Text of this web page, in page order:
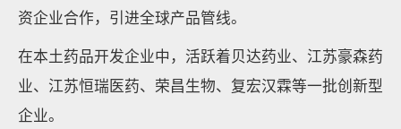
资企业合作，引进全球产品管线。
在本土药品开发企业中，活跃着贝达药业、江苏豪森药
业、江苏恒瑞医药、荣昌生物、复宏汉霖等一批创新型
企业。